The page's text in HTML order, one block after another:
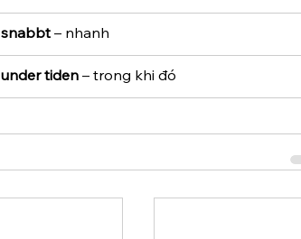
snabbt – nhanh
under tiden – trong khi đó